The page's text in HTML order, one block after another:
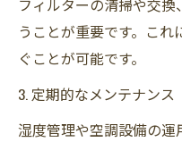
フィルターの清掃や交
うことが重要です。こ
ぐことが可能です。
3. 定期的なメンテナンス
湿度管理や空調設備の